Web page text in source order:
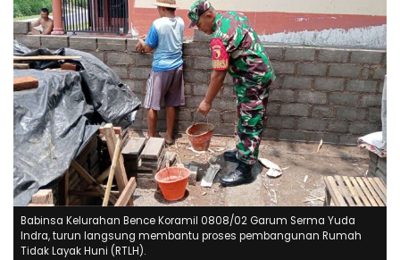
Babinsa Kelurahan Bence Koramil 0808/02 Garum Serma Yuda
Indra, turun langsung membantu proses pembangunan Rumah
Tidak Layak Huni (RTLH).